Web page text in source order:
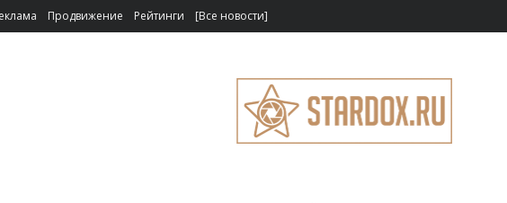
Продвижение Рейтинги [Все новости]